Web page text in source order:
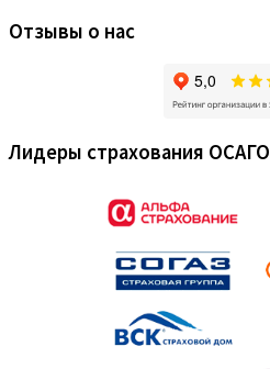
Отзывы о нас
Лидеры страхования ОСАГО